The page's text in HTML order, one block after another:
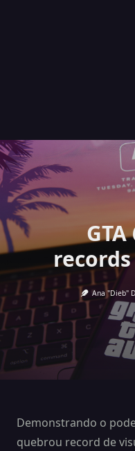
Ana "Dieb"
Demonstrando o
quebrou record de